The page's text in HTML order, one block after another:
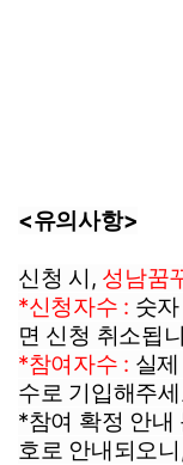
<유의사항>
신청 시, 성남꿈
*신청자수 : 숫
면 신청 취소됩
*참여자수 : 실
수로 기입해주
*참여 확정 안내
호로 안내되오